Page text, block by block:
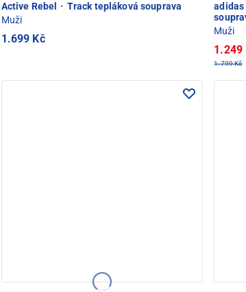
Active Rebel · Track tepláková souprava
Muži
1.699 Kč
adidas
Muži
1.249
1.799 Kč